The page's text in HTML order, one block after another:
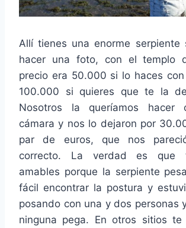
Allí tienes una enorme serpiente
hacer una foto, con el templo
precio era 50.000 si lo haces
100.000 si quieres que te la
Nosotros la queríamos hacer
cámara y nos lo dejaron por
par de euros, que nos
correcto. La verdad es que
amables porque la serpiente
fácil encontrar la postura y
posando con una y dos personas
ninguna pega. En otros sitios te